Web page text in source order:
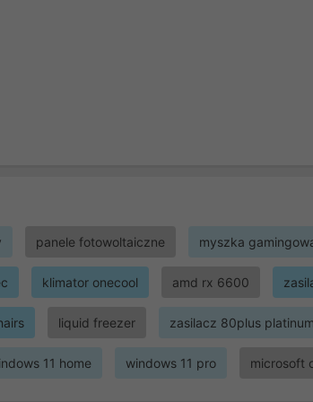
panele fotowoltaiczne myszka
klimator onecool amd rx 6600
liquid freezer zasilacz 80plus platinum
11 home windows 11 pro microsoft